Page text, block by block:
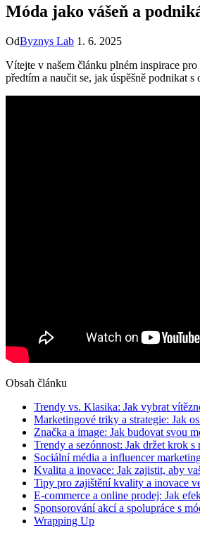
Móda jako vášeň a
OdByznys Lab 1. 6. 2025
Vítejte v našem článku plném inspirace
předtím a naučit se, jak úspěšně podnikat
Obsah článku
Trendy vs. Klasika: Jak vybrat
Marketingové triky a strategie: Jak
Značka a image: Jak budovat svou
Trendy a sezónnost: Jak držet krok
Sociální média a influencer
Kvalita a inovace: Jak zajistit, aby
Tipy pro zajištění kvality a inovace
E-commerce a online prodej: Jak
Sponsorování akcí a spolupráce s
Wrapping Up